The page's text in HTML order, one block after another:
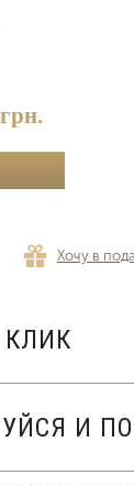
грн.
Хочу в
КЛИК
И